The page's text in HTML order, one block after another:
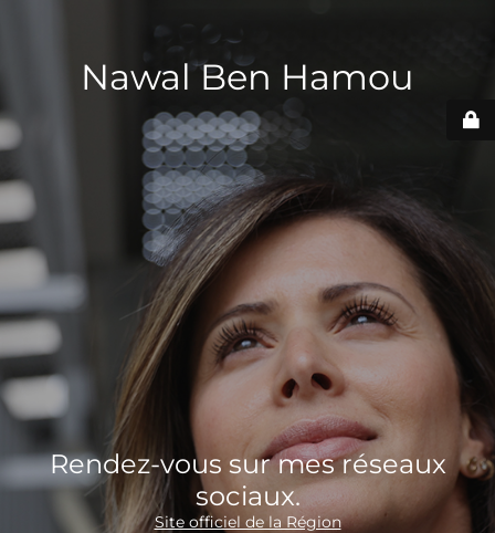
Nawal Ben Hamou
Rendez-vous sur mes réseaux
sociaux.
Site officiel de la Région